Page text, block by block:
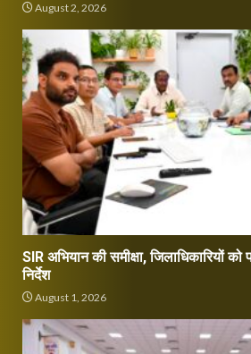
August 2, 2026
SIR अभियान की समीक्षा, जिलाधिकारियों
निर्देश
August 1, 2026